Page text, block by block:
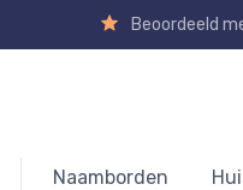
Beoordeeld
Naamborden